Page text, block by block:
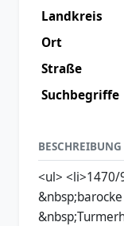
Landkreis
Ort
Straße
Suchbegriffe
BESCHREIBUNG
<ul>